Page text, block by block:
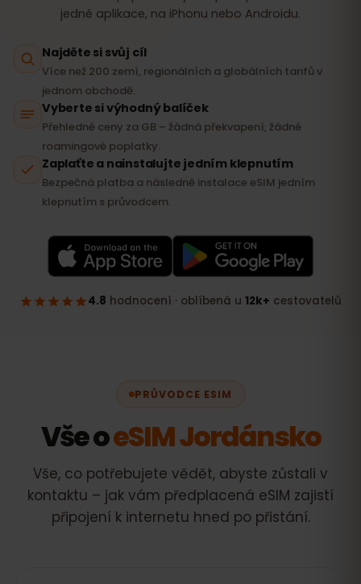
PRŮVODCE ESIM
Vše oeSIM Jordánsko
Vše, co potřebujete vědět, abyste zůstali v
kontaktu – jak vám předplacená eSIM zajistí
připojení k internetu hned po přistání.